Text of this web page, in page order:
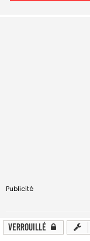
Publicité
Verrouillé